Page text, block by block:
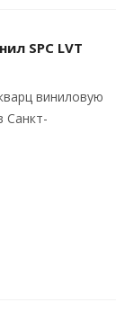
SPC LVT
виниловую
Санкт-